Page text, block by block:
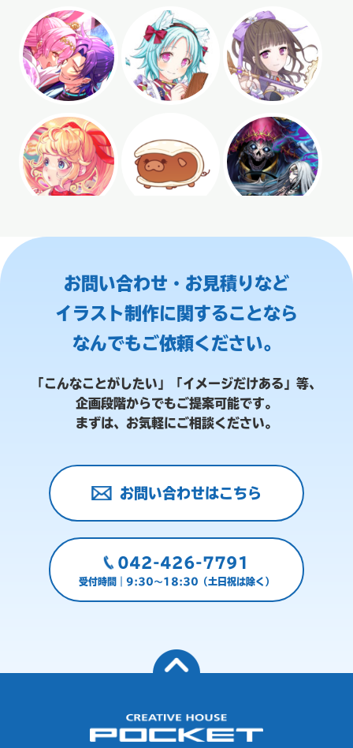
お問い合わせ・お見積りなど
イラスト制作に関することなら
なんでもご依頼ください。
「こんなことがしたい」「イメージだけある」等、
企画段階からでもご提案可能です。
まずは、お気軽にご相談ください。
お問い合わせはこちら
042-426-7791
受付時間｜9:30～18:30（土日祝は除く）